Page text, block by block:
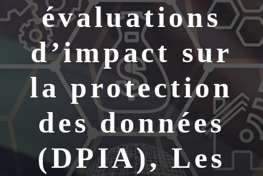
évaluations
d’impact sur
la protection
des données
(DPIA), Les